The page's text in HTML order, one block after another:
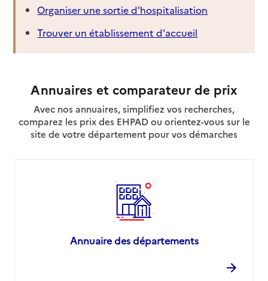
données locales / Premier ministre (data.gouv.fr)
Mis à jour le : 01/11/2025
Organiser une sortie d'hospitalisation
Trouver un établissement d'accueil
Annuaires et comparateur de prix
Avec nos annuaires, simplifiez vos recherches,
comparez les prix des EHPAD ou orientez-vous sur le
site de votre département pour vos démarches
Annuaire des départements